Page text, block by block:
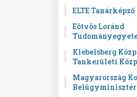
ELTE
Eötvös Loránd
Klebelsberg
Tankerületi
Magyarország